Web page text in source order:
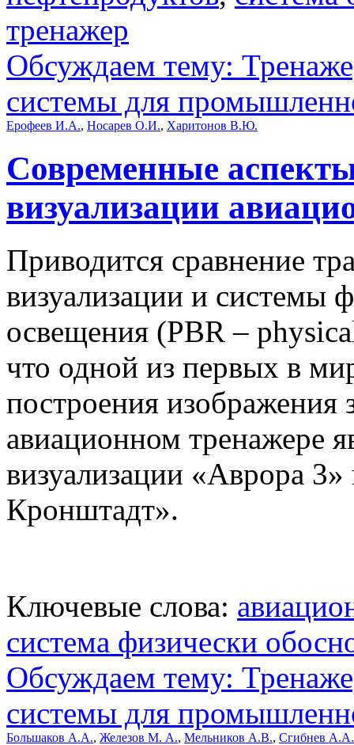
тренажер
Обсуждаем тему:
системы для
Ерофеев И.А., Носарев О.И., Харитонов В.Ю.
Современные
визуализации
Приводится сравнение
визуализации и системы
освещения (PBR –
что одной из первых в
построения изображения
авиационном тренажере
визуализации «Аврора
Кронштадт».
Ключевые слова:
система физически
Обсуждаем тему:
системы для
Большаков А.А., Железов М. А., Мельников А.В., Сгибнев А.А.